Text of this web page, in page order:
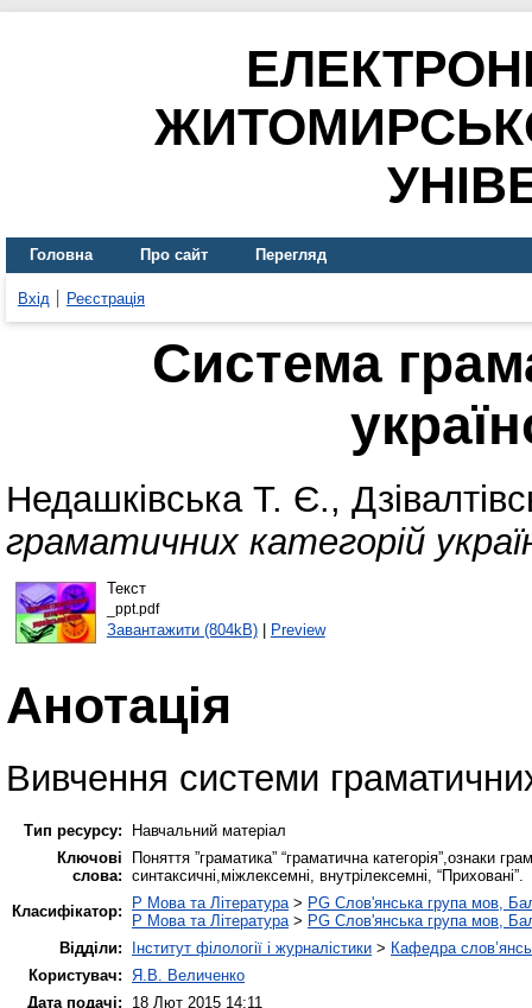
Головна Про сайт Перегляд
Вхід Реєстрація
Система
Недашківська Т. Є.,
граматичних категорій
Текст
_ppt.pdf
Завантажити (804kB)| Preview
Анотація
Вивчення системи
Тип ресурсу:
Навчальний матеріал
Ключові
слова:
Поняття ”граматика” “граматична категорія”,ознаки
синтаксичні,міжлексемні, внутрілексемні, “Приховані”.
Класифікатор:
P Мова та Література > PG Слов'янська група мов,
P Мова та Література > PG Слов'янська група мов,
Відділи:
Інститут філології і журналістики > Кафедра
Користувач:
Я.В. Величенко
Дата подачі:
18 Лют 2015 14:11